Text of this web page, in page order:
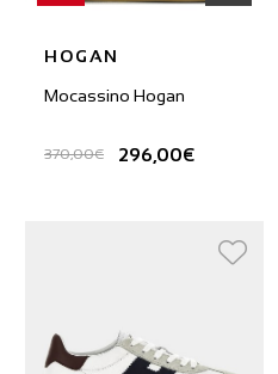
HOGAN
Mocassino Hogan
370,00€ 296,00€